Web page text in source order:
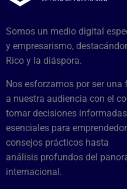
Somos un medio digital
y empresarismo,
Rico y la diáspora.
Nos esforzamos por ser
a nuestra audiencia con el
tomar decisiones
esenciales para
consejos prácticos hasta
análisis profundos del
internacional.